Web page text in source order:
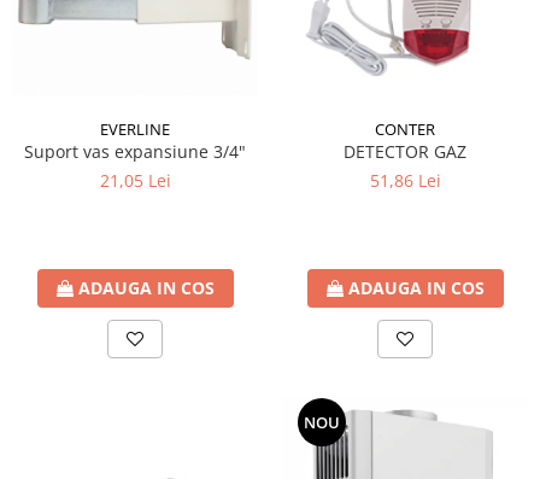
EVERLINE
Suport vas expansiune 3/4"
21,05 Lei
ADAUGA IN COS
CONTER
DETECTOR GAZ
51,86 Lei
ADAUGA IN COS
NOU